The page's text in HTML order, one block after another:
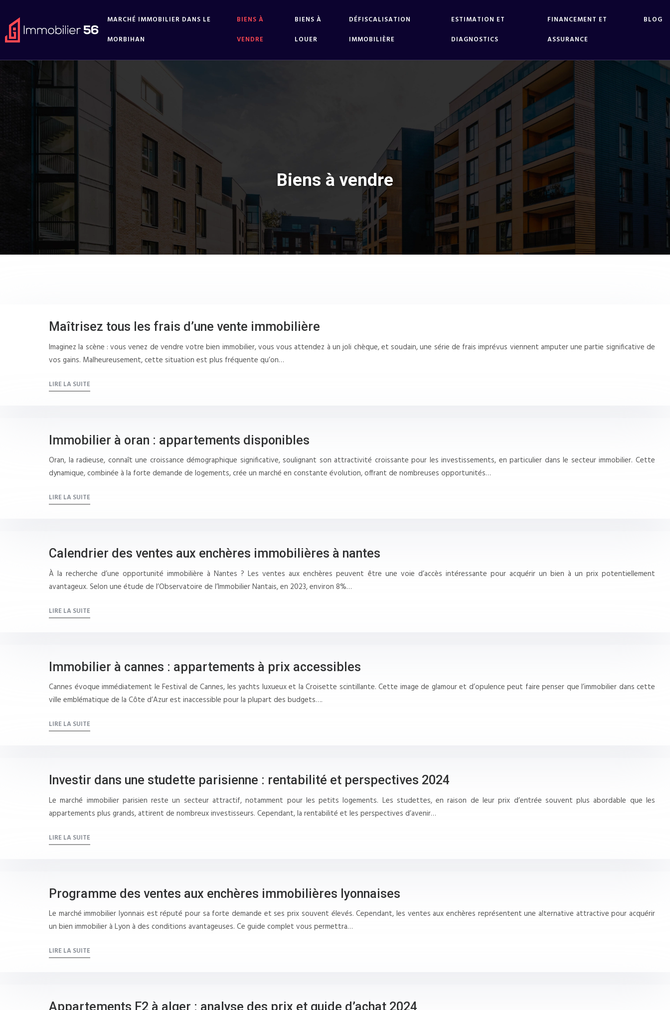
MARCHÉ IMMOBILIER DANS LE
MORBIHAN
BIENS À
VENDRE
BIENS À
LOUER
DÉFISCALISATION
IMMOBILIÈRE
ESTIMATION ET
DIAGNOSTICS
FINANCEMENT ET
ASSURANCE
BLOG
Biens à vendre
Maîtrisez tous les frais d’une vente immobilière
Imaginez la scène : vous venez de vendre votre bien immobilier, vous vous attendez à un joli chèque, et soudain, une série de frais imprévus viennent amputer une partie significative de
vos gains. Malheureusement, cette situation est plus fréquente qu’on…
LIRE LA SUITE
Immobilier à oran : appartements disponibles
Oran, la radieuse, connaît une croissance démographique significative, soulignant son attractivité croissante pour les investissements, en particulier dans le secteur immobilier. Cette
dynamique, combinée à la forte demande de logements, crée un marché en constante évolution, offrant de nombreuses opportunités…
LIRE LA SUITE
Calendrier des ventes aux enchères immobilières à nantes
À la recherche d’une opportunité immobilière à Nantes ? Les ventes aux enchères peuvent être une voie d’accès intéressante pour acquérir un bien à un prix potentiellement
avantageux. Selon une étude de l’Observatoire de l’Immobilier Nantais, en 2023, environ 8%…
LIRE LA SUITE
Immobilier à cannes : appartements à prix accessibles
Cannes évoque immédiatement le Festival de Cannes, les yachts luxueux et la Croisette scintillante. Cette image de glamour et d’opulence peut faire penser que l’immobilier dans cette
ville emblématique de la Côte d’Azur est inaccessible pour la plupart des budgets….
LIRE LA SUITE
Investir dans une studette parisienne : rentabilité et perspectives 2024
Le marché immobilier parisien reste un secteur attractif, notamment pour les petits logements. Les studettes, en raison de leur prix d’entrée souvent plus abordable que les
appartements plus grands, attirent de nombreux investisseurs. Cependant, la rentabilité et les perspectives d’avenir…
LIRE LA SUITE
Programme des ventes aux enchères immobilières lyonnaises
Le marché immobilier lyonnais est réputé pour sa forte demande et ses prix souvent élevés. Cependant, les ventes aux enchères représentent une alternative attractive pour acquérir
un bien immobilier à Lyon à des conditions avantageuses. Ce guide complet vous permettra…
LIRE LA SUITE
Appartements F2 à alger : analyse des prix et guide d’achat 2024